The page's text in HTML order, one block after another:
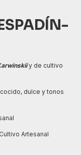
y de cultivo
dulce y tonos
Artesanal